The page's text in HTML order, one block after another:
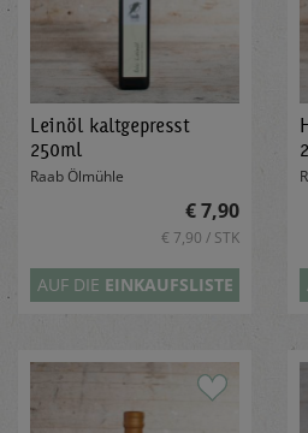
Leinöl kaltgepresst
250ml
Raab Ölmühle
€ 7,90
€ 7,90 / STK
AUF DIE EINKAUFSLISTE